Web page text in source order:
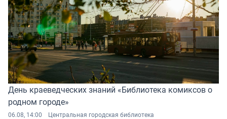
День краеведческих знаний «Библиотека комиксов о
родном городе»
06.08, 14:00 Центральная городская библиотека